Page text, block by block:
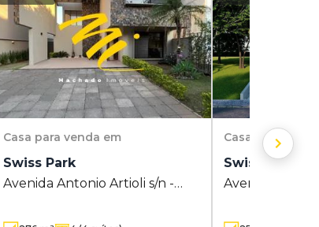
Casa para venda em
Swiss Park
Avenida Antonio Artioli s/n -
Casa para
Swiss Park
Avenida